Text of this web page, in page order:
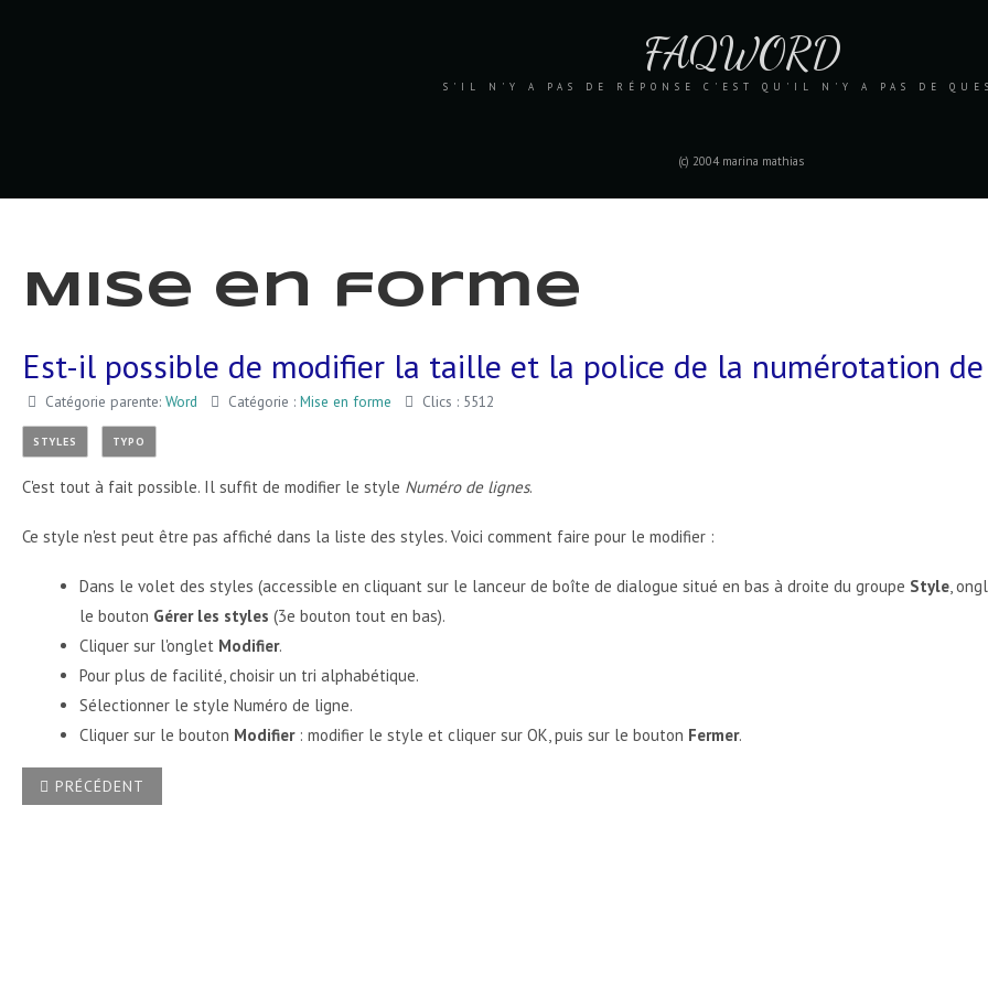
FAQWORD
S'IL N'Y A PAS DE RÉPONSE C'EST QU'IL N'Y A PAS DE
(c) 2004 marina mathias
Mise en forme
Est-il possible de modifier la taille et la police de la numérotation
Catégorie parente: Word Catégorie : Mise en forme Clics : 5512
STYLES TYPO
C'est tout à fait possible. Il suffit de modifier le style Numéro de lignes.
Ce style n'est peut être pas affiché dans la liste des styles. Voici comment faire pour le modifier :
Dans le volet des styles (accessible en cliquant sur le lanceur de boîte de dialogue situé en bas à droite du groupe Style ,
le bouton Gérer les styles (3e bouton tout en bas).
Cliquer sur l'onglet Modifier.
Pour plus de facilité, choisir un tri alphabétique.
Sélectionner le style Numéro de ligne.
Cliquer sur le bouton Modifier: modifier le style et cliquer sur OK, puis sur le bouton Fermer.
ARTICLE PRÉCÉDENT : EST-IL POSSIBLE DE FAIRE EN SORTE D'OBTENIR UN MÊME NOMBRE PRÉCIS DE CARACTÈRES SUR
PRÉCÉDENT